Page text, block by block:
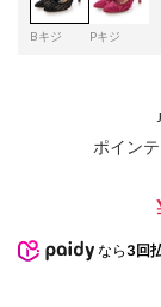
Bキジ Pキジ
ポイン
なら 3回